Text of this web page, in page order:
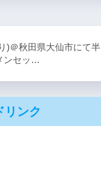
)＠秋田県大仙市にて半
ンセッ…
リンク